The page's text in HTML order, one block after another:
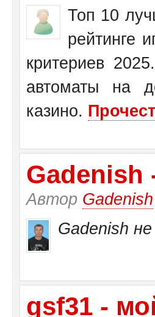
Топ 10
рейтинге
критериев
автоматы на
казино.
Gadenish
Автор Gadenish
Gadenish
gsf31 -